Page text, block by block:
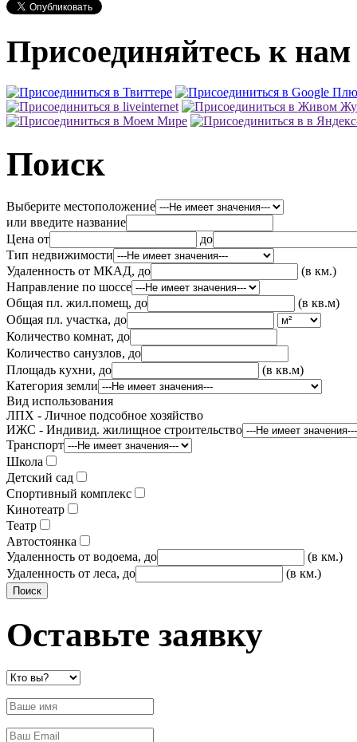
Присоединяйтесь к нам
Поиск
Выберите местоположение
или введите название
Цена от
до
Тип недвижимости
Удаленность от МКАД, до
(в км.)
Направление по шоссе
Общая пл. жил.помещ, до
(в кв.м)
Общая пл. участка, до
Количество комнат, до
Количество санузлов, до
Площадь кухни, до
(в кв.м)
Категория земли
Вид использования
ЛПХ - Личное подсобное хозяйство
ИЖС - Индивид. жилищное строительство
Транспорт
Школа
Детский сад
Спортивный комплекс
Кинотеатр
Театр
Автостоянка
Удаленность от водоема, до
(в км.)
Удаленность от леса, до
(в км.)
Оставьте заявку